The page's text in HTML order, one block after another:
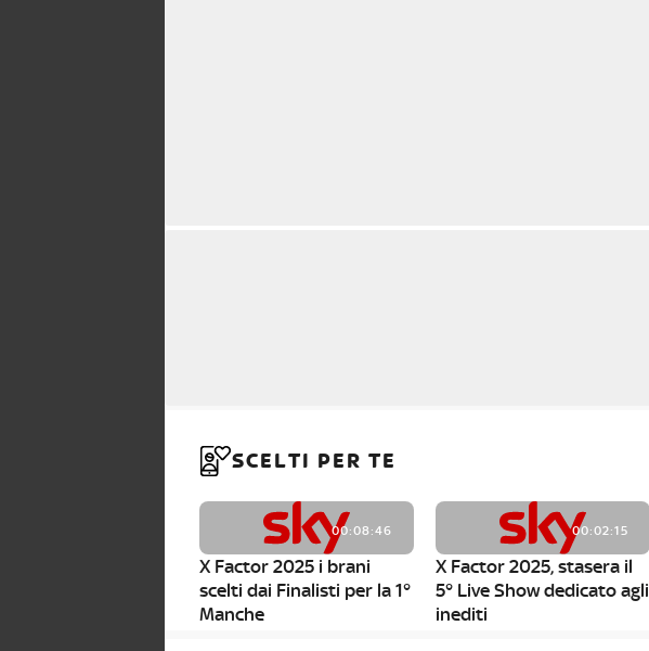
SCELTI PER TE
00:08:46
X Factor 2025 i brani
scelti dai Finalisti per la 1°
Manche
00:02:15
X Factor 2025, stasera il
5° Live Show dedicato agli
inediti